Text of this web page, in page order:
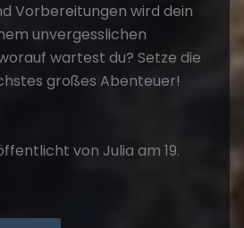
Vorbereitungen wird dein
unvergesslichen
wartest du? Setze die
großes Abenteuer!
von Julia am 19.